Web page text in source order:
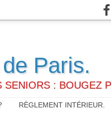
Paris.
: BOUGEZ
RÈGLEMENT INTÉRIEUR.